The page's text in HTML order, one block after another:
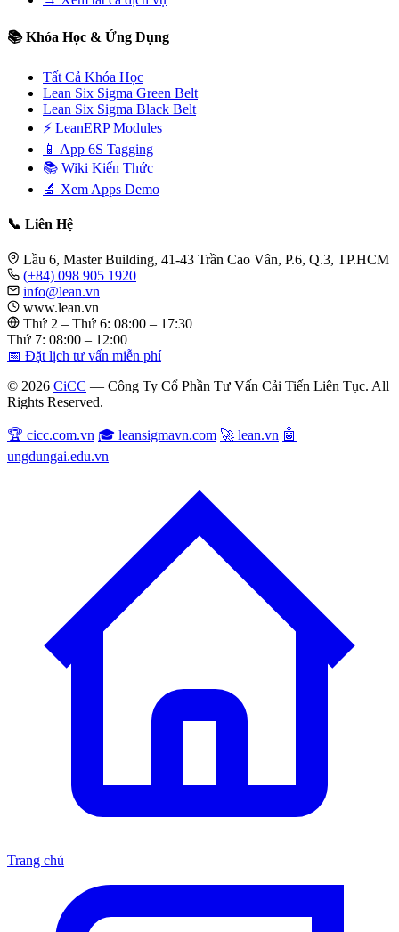
📚 Khóa Học & Ứng Dụng
Tất Cả Khóa Học
Lean Six Sigma Green Belt
Lean Six Sigma Black Belt
⚡ LeanERP Modules
📱 App 6S Tagging
📚 Wiki Kiến Thức
🔬 Xem Apps Demo
📞 Liên Hệ
Lầu 6, Master Building, 41-43 Trần Cao Vân, P.6, Q.3, TP.HCM
(+84) 098 905 1920
info@lean.vn
www.lean.vn
Thứ 2 – Thứ 6: 08:00 – 17:30
Thứ 7: 08:00 – 12:00
📅 Đặt lịch tư vấn miễn phí
© 2026 CiCC — Công Ty Cổ Phần Tư Vấn Cải Tiến Liên Tục. All
Rights Reserved.
🏆 cicc.com.vn 🎓 leansigmavn.com 🚀 lean.vn 🤖
ungdungai.edu.vn
Trang chủ